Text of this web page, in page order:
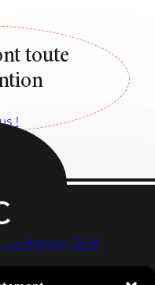
toute
!
Aymon, 12-14